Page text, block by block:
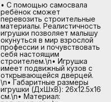
• С помощью самосвала
ребёнок сможет
перевозить строительные
материалы. Реалистичность
игрушки позволяет малышу
окунуться в мир взрослой
профессии и почувствовать
себя настоящим
строителем.\n• Игрушка
имеет подвижный кузов с
открывающейся дверцей.
\n• Габаритные размеры
игрушки (ДхШхВ): 26х12.5х16
см.\n• Материал: